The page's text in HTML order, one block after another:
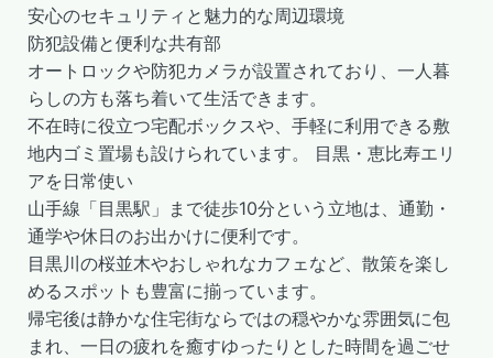
安心のセキュリティと魅力的な周辺環境
防犯設備と便利な共有部
オートロックや防犯カメラが設置されており、一人暮
らしの方も落ち着いて生活できます。
不在時に役立つ宅配ボックスや、手軽に利用できる敷
地内ゴミ置場も設けられています。 目黒・恵比寿エリ
アを日常使い
山手線「目黒駅」まで徒歩10分という立地は、通勤・
通学や休日のお出かけに便利です。
目黒川の桜並木やおしゃれなカフェなど、散策を楽し
めるスポットも豊富に揃っています。
帰宅後は静かな住宅街ならではの穏やかな雰囲気に包
まれ、一日の疲れを癒すゆったりとした時間を過ごせ